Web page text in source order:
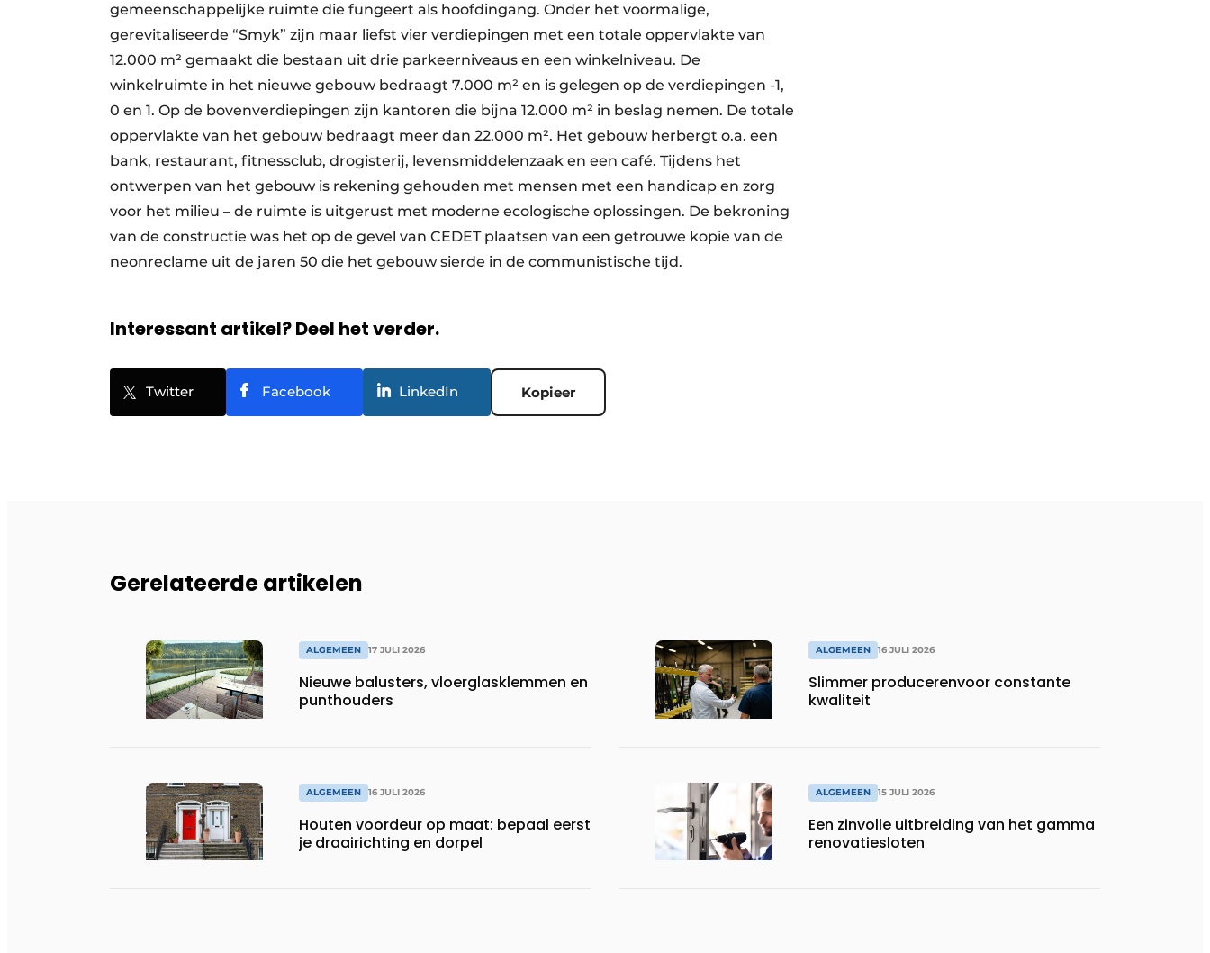
gemeenschappelijke ruimte die fungeert als hoofdingang. Onder het voormalige,
gerevitaliseerde “Smyk” zijn maar liefst vier verdiepingen met een totale oppervlakte van
12.000 m² gemaakt die bestaan uit drie parkeerniveaus en een winkelniveau. De
winkelruimte in het nieuwe gebouw bedraagt 7.000 m² en is gelegen op de verdiepingen -1,
0 en 1. Op de bovenverdiepingen zijn kantoren die bijna 12.000 m² in beslag nemen. De totale
oppervlakte van het gebouw bedraagt meer dan 22.000 m². Het gebouw herbergt o.a. een
bank, restaurant, fitnessclub, drogisterij, levensmiddelenzaak en een café. Tijdens het
ontwerpen van het gebouw is rekening gehouden met mensen met een handicap en zorg
voor het milieu – de ruimte is uitgerust met moderne ecologische oplossingen. De bekroning
van de constructie was het op de gevel van CEDET plaatsen van een getrouwe kopie van de
neonreclame uit de jaren 50 die het gebouw sierde in de communistische tijd.
Interessant artikel? Deel het verder.
Twitter Facebook LinkedIn Kopieer
Gerelateerde artikelen
ALGEMEEN 17 JULI 2026
Nieuwe balusters, vloerglasklemmen en
punthouders
ALGEMEEN 16 JULI 2026
Houten voordeur op maat: bepaal eerst
je draairichting en dorpel
ALGEMEEN 16 JULI 2026
Slimmer producerenvoor constante
kwaliteit
ALGEMEEN 15 JULI 2026
Een zinvolle uitbreiding van het gamma
renovatiesloten